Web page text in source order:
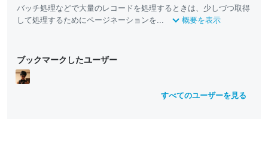
バッチ処理などで大量のレコードを処理するときは、少しづつ取得
して処理するためにページネーションを...
概要を表示
ブックマークしたユーザー
すべてのユーザーを見る